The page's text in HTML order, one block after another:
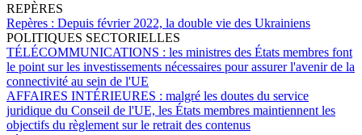
REPÈRES
Repères : Depuis février 2022, la double vie des Ukrainiens
POLITIQUES SECTORIELLES
TÉLÉCOMMUNICATIONS : les ministres des États membres font
le point sur les investissements nécessaires pour assurer l'avenir de la
connectivité au sein de l'UE
AFFAIRES INTÉRIEURES : malgré les doutes du service
juridique du Conseil de l'UE, les États membres maintiennent les
objectifs du règlement sur le retrait des contenus